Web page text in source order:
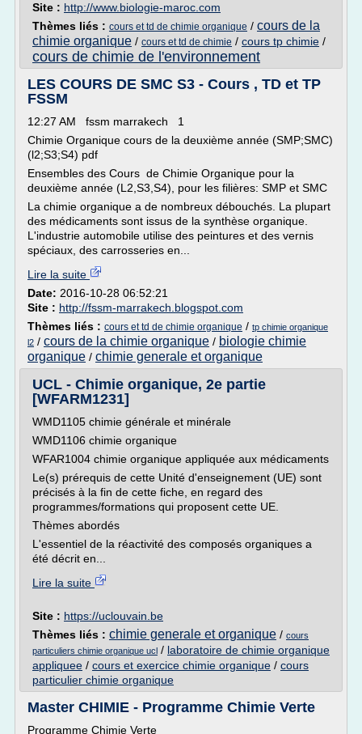
Site : http://www.biologie-maroc.com
Thèmes liés : cours et td de chimie organique / cours de la
chimie organique / cours et td de chimie / cours tp chimie /
cours de chimie de l'environnement
LES COURS DE SMC S3 - Cours , TD et TP
FSSM
12:27 AM fssm marrakech 1
Chimie Organique cours de la deuxième année (SMP;SMC)
(l2;S3;S4) pdf
Ensembles des Cours de Chimie Organique pour la
deuxième année (L2,S3,S4), pour les filières: SMP et SMC
La chimie organique a de nombreux débouchés. La plupart
des médicaments sont issus de la synthèse organique.
L'industrie automobile utilise des peintures et des vernis
spéciaux, des carrosseries en...
Lire la suite
Date: 2016-10-28 06:52:21
Site : http://fssm-marrakech.blogspot.com
Thèmes liés : cours et td de chimie organique / tp chimie organique
l2 / cours de la chimie organique / biologie chimie
organique / chimie generale et organique
UCL - Chimie organique, 2e partie
[WFARM1231]
WMD1105 chimie générale et minérale
WMD1106 chimie organique
WFAR1004 chimie organique appliquée aux médicaments
Le(s) prérequis de cette Unité d'enseignement (UE) sont
précisés à la fin de cette fiche, en regard des
programmes/formations qui proposent cette UE.
Thèmes abordés
L'essentiel de la réactivité des composés organiques a
été décrit en...
Lire la suite
Site : https://uclouvain.be
Thèmes liés : chimie generale et organique / cours
particuliers chimie organique ucl / laboratoire de chimie organique
appliquee / cours et exercice chimie organique / cours
particulier chimie organique
Master CHIMIE - Programme Chimie Verte
Programme Chimie Verte